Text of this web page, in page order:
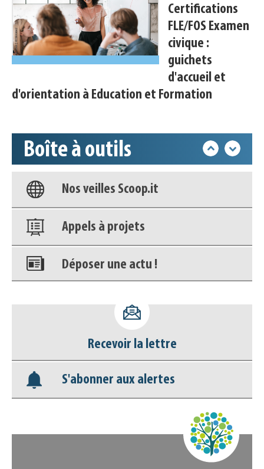
Certifications
FLE/FOS Examen
civique :
guichets
d'accueil et
d'orientation à Education et Formation
Boîte à outils
Appels à projets
Base documentaire
Nos veilles Scoop.it
Appels à projets
Déposer une actu !
déconnecter)
Base documentaire
Nos veilles Scoop.it
Recevoir la lettre
S'abonner aux alertes